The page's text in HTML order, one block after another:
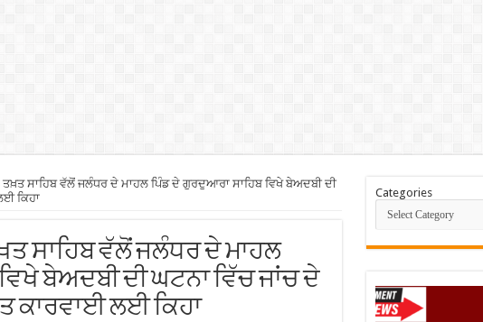
ਤਖ਼ਤ ਸਾਹਿਬ ਵੱਲੋਂ ਜਲੰਧਰ ਦੇ ਮਾਹਲ ਪਿੰਡ ਦੇ ਗੁਰਦੁਆਰਾ ਸਾਹਿਬ ਵਿਖੇ ਬੇਅਦਬੀ ਦੀ
ਕਿਹਾ
ਸਾਹਿਬ ਵੱਲੋਂ ਜਲੰਧਰ ਦੇ ਮਾਹਲ
ਬੇਅਦਬੀ ਦੀ ਘਟਨਾ ਵਿੱਚ ਜਾਂਚ ਦੇ
ਲਈ ਕਿਹਾ
Categories